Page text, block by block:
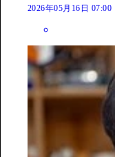
2026年05月16日 07:00